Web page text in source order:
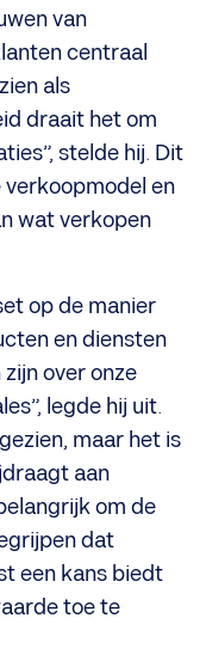
van
centraal
als
draait het om
stelde hij. Dit
en
wat verkopen
op de manier
en diensten
over onze
legde hij uit.
maar het is
aan
om de
dat
een kans biedt
toe te